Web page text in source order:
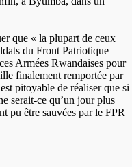
que « la plupart de ceux
du Front Patriotique
Armées Rwandaises pour
finalement remportée par
pitoyable de réaliser que si
serait-ce qu’un jour plus
pu être sauvées par le FPR